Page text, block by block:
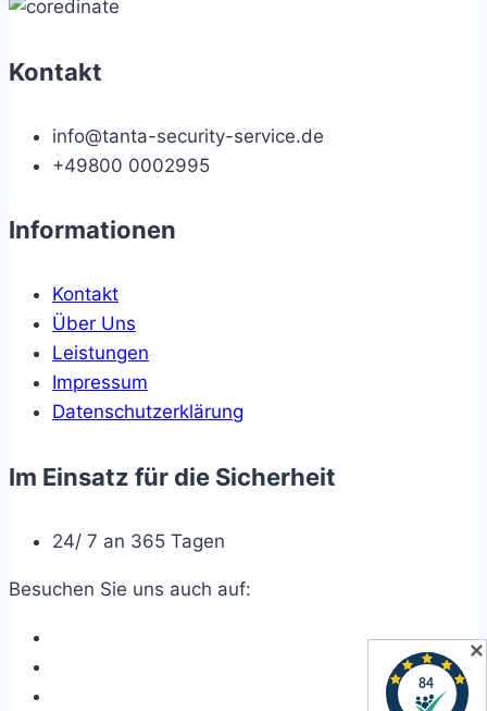
Kontakt
info@tanta-security-service.de
+49800 0002995
Informationen
Kontakt
Über Uns
Leistungen
Impressum
Datenschutzerklärung
Im Einsatz für die Sicherheit
24/ 7 an 365 Tagen
Besuchen Sie uns auch auf:
✕